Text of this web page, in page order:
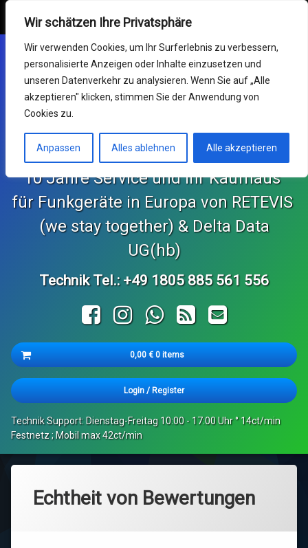
Wir schätzen Ihre Privatsphäre
Wir verwenden Cookies, um Ihr Surferlebnis zu verbessern,
personalisierte Anzeigen oder Inhalte einzusetzen und
unseren Datenverkehr zu analysieren. Wenn Sie auf „Alle
akzeptieren" klicken, stimmen Sie der Anwendung von
Cookies zu.
Anpassen Alles ablehnen Alle akzeptieren
Retevis Online Shop
Mein Konto
Funkgeräte
Service & RMA
Impressum
Support Center
KONTAKT und Bestellungen
SvBony Online Shop
content
Germany RETEVIS (wir
sind zusammen)
10 Jahre Service und Ihr Kaufhaus
für Funkgeräte in Europa von RETEVIS
(we stay together) & Delta Data
UG(hb)
Technik Tel.: +49 1805 885 561 556
FacebookInstagramWhatsApp
RSS E-mail
Cart
0,00€ 0 items
Es befinden sich keine Produkte im Warenkorb.
Login / Register
Technik Support: Dienstag-Freitag 10:00 - 17:00 Uhr ° 14ct/min
Festnetz ; Mobil max 42ct/min
Echtheit von Bewertungen